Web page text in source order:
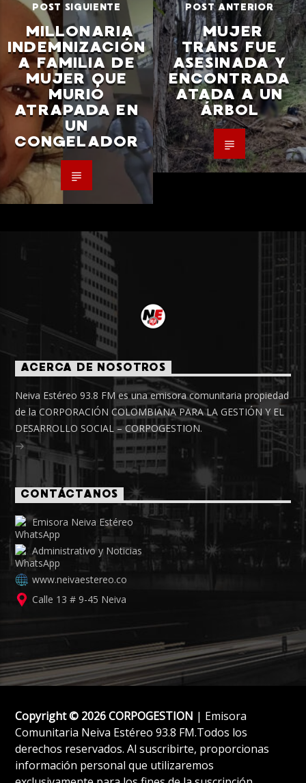
POST SIGUIENTE
MILLONARIA
INDEMNIZACIÓN
A FAMILIA DE
MUJER QUE
MURIÓ
ATRAPADA EN
UN
CONGELADOR
POST ANTERIOR
MUJER
TRANS FUE
ASESINADA Y
ENCONTRADA
ATADA A UN
ÁRBOL
ACERCA DE NOSOTROS
Neiva Estéreo 93.8 FM es una emisora comunitaria propiedad
de la CORPORACIÓN COLOMBIANA PARA LA GESTIÓN Y EL
DESARROLLO SOCIAL – CORPOGESTION.
CONTÁCTANOS
Emisora Neiva Estéreo
Administrativo y Noticias
www.neivaestereo.co
Calle 13 # 9-45 Neiva
Copyright © 2026 CORPOGESTION | Emisora
Comunitaria Neiva Estéreo 93.8 FM.Todos los
derechos reservados. Al suscribirte, proporcionas
información personal que utilizaremos